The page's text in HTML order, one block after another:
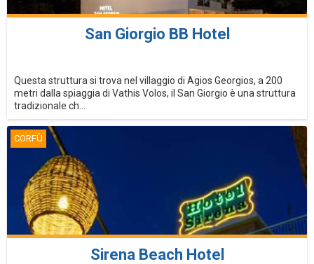
San Giorgio BB Hotel
Questa struttura si trova nel villaggio di Agios Georgios, a 200
metri dalla spiaggia di Vathis Volos, il San Giorgio è una struttura
tradizionale ch...
CORFÙ
Sirena Beach Hotel